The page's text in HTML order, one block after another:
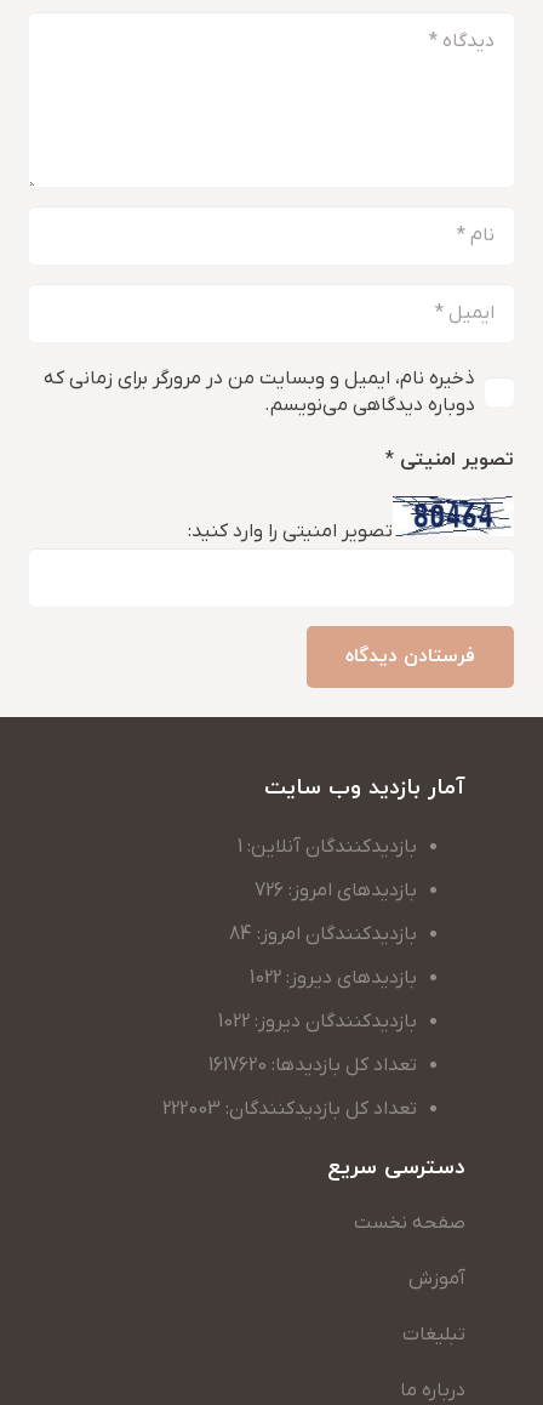
ذخیره نام، ایمیل و وبسایت من در مرورگر برای زمانی که
دوباره دیدگاهی می‌نویسم.
تصویر امنیتی *
تصویر امنیتی را وارد کنید:
فرستادن دیدگاه
آمار بازدید وب سایت
بازدیدکنندگان آنلاین: 1
بازدیدهای امروز: 726
بازدیدکنندگان امروز: 84
بازدیدهای دیروز: 1022
بازدیدکنندگان دیروز: 1022
تعداد کل بازدیدها: 1617620
تعداد کل بازدیدکنندگان: 222003
دسترسی سریع
صفحه نخست
آموزش
تبلیغات
درباره ما